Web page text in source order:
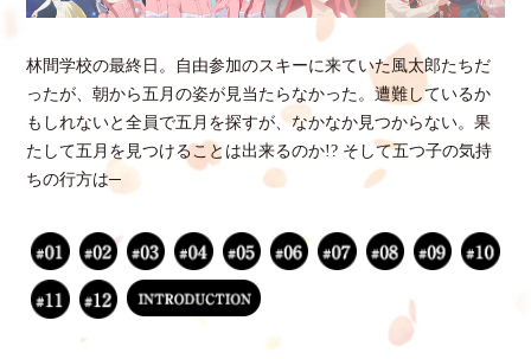
林間学校の最終日。自由参加のスキーに来ていた風太郎たちだ
ったが、朝から五月の姿が見当たらなかった。遭難しているか
もしれないと全員で五月を探すが、なかなか見つからない。果
たして五月を見つけることは出来るのか!? そして五つ子の気持
ちの行方は─